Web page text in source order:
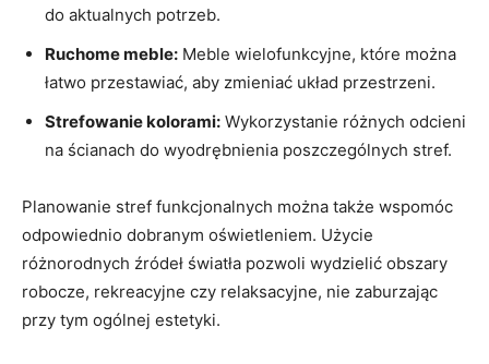
do aktualnych potrzeb.
Ruchome meble: Meble wielofunkcyjne, które można
łatwo przestawiać, aby ‍zmieniać układ przestrzeni.
Strefowanie kolorami: Wykorzystanie różnych odcieni
na ścianach ⁤do wyodrębnienia poszczególnych ⁤stref.
Planowanie stref funkcjonalnych można także wspomóc
odpowiednio dobranym oświetleniem. Użycie
różnorodnych źródeł światła pozwoli wydzielić obszary
robocze, rekreacyjne czy relaksacyjne, ⁣nie zaburzając
przy⁤ tym ogólnej estetyki.